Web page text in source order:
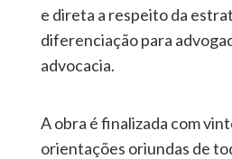
e direta a respeito da
diferenciação para
advocacia.
A obra é finalizada com
orientações oriundas de